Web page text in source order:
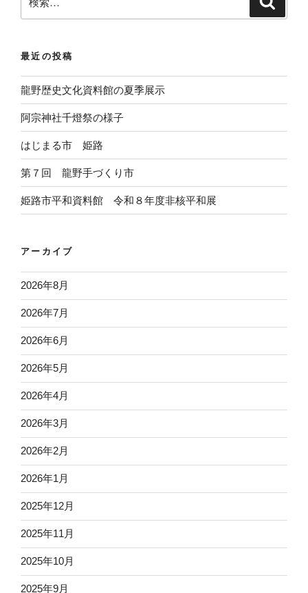
最近の投稿
龍野歴史文化資料館の夏季展示
阿宗神社千燈祭の様子
はじまる市 姫路
第７回 龍野手づくり市
姫路市平和資料館 令和８年度非核平和展
アーカイブ
2026年8月
2026年7月
2026年6月
2026年5月
2026年4月
2026年3月
2026年2月
2026年1月
2025年12月
2025年11月
2025年10月
2025年9月